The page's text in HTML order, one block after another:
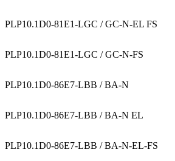
PLP10.1D0-81E1-LGC / GC-N-EL FS
PLP10.1D0-81E1-LGC / GC-N-FS
PLP10.1D0-86E7-LBB / BA-N
PLP10.1D0-86E7-LBB / BA-N EL
PLP10.1D0-86E7-LBB / BA-N-EL-FS